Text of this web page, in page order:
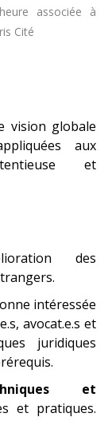
associée à
Cité
vision globale
aux
et
des
intéressée
avocat.e.s et
juridiques
et
et pratiques.